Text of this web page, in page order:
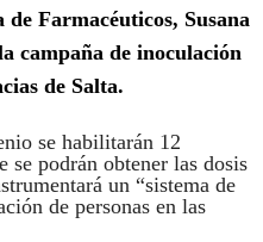
Farmacéuticos, Susana
campaña de inoculación
de Salta.
se habilitarán 12
se podrán obtener las dosis
un “sistema de
de personas en las